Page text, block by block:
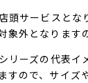
頭サービスとな
象外となります
リーズの代表イ
すので、サイズ